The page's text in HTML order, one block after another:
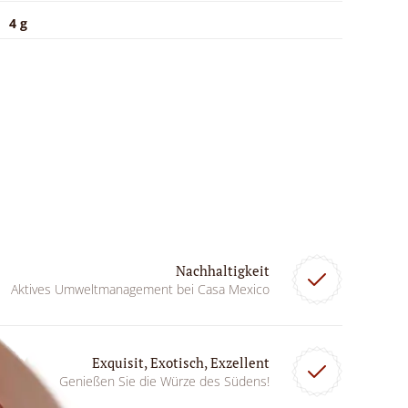
4 g
Nachhaltigkeit
Aktives Umweltmanagement bei Casa Mexico
Exquisit, Exotisch, Exzellent
Genießen Sie die Würze des Südens!